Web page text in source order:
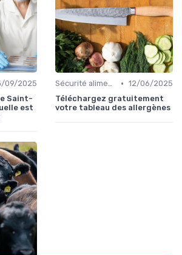
09/2025
Saint-
est
Sécurité alimentaire • 12/06/2025
Téléchargez gratuitement
votre tableau des allergènes